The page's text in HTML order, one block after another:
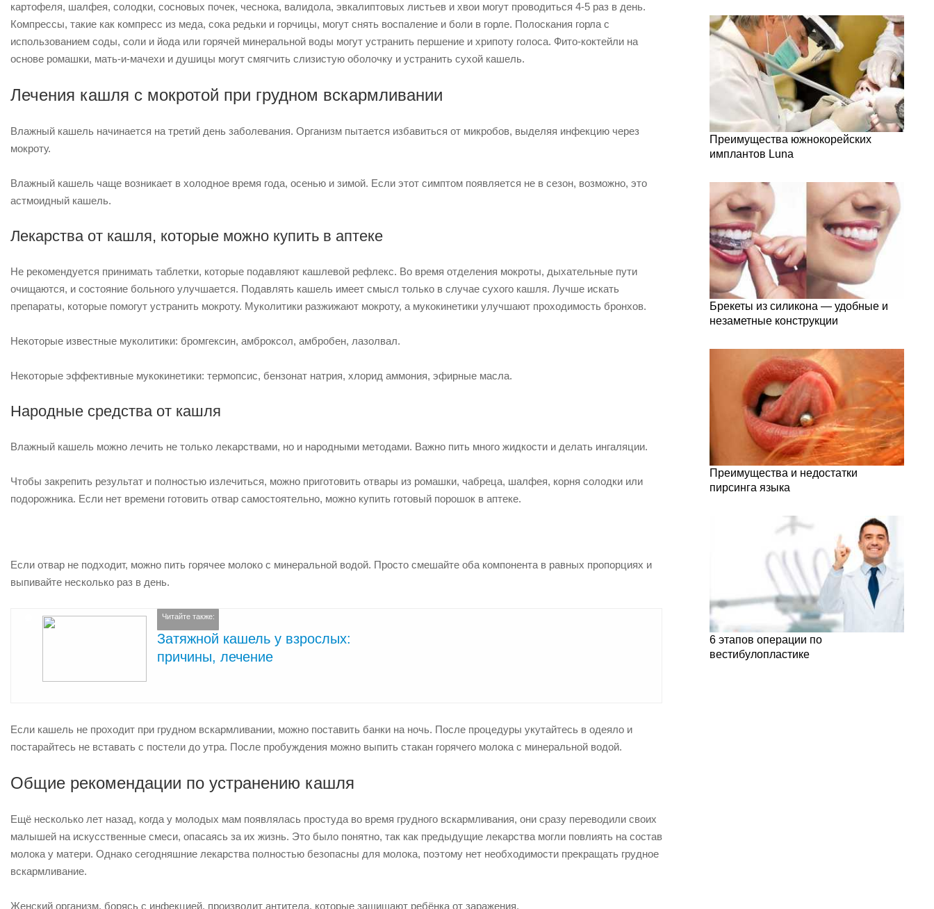
картофеля, шалфея, солодки, сосновых почек, чеснока, валидола, эвкалиптовых листьев и хвои могут проводиться 4-5 раз в день.
Компрессы, такие как компресс из меда, сока редьки и горчицы, могут снять воспаление и боли в горле. Полоскания горла с
использованием соды, соли и йода или горячей минеральной воды могут устранить першение и хрипоту голоса. Фито-коктейли на
основе ромашки, мать-и-мачехи и душицы могут смягчить слизистую оболочку и устранить сухой кашель.
Лечения кашля с мокротой при грудном вскармливании
Влажный кашель начинается на третий день заболевания. Организм пытается избавиться от микробов, выделяя инфекцию через
мокроту.
Влажный кашель чаще возникает в холодное время года, осенью и зимой. Если этот симптом появляется не в сезон, возможно, это
астмоидный кашель.
Лекарства от кашля, которые можно купить в аптеке
Не рекомендуется принимать таблетки, которые подавляют кашлевой рефлекс. Во время отделения мокроты, дыхательные пути
очищаются, и состояние больного улучшается. Подавлять кашель имеет смысл только в случае сухого кашля. Лучше искать
препараты, которые помогут устранить мокроту. Муколитики разжижают мокроту, а мукокинетики улучшают проходимость бронхов.
Некоторые известные муколитики: бромгексин, амброксол, амбробен, лазолвал.
Некоторые эффективные мукокинетики: термопсис, бензонат натрия, хлорид аммония, эфирные масла.
Народные средства от кашля
Влажный кашель можно лечить не только лекарствами, но и народными методами. Важно пить много жидкости и делать ингаляции.
Чтобы закрепить результат и полностью излечиться, можно приготовить отвары из ромашки, чабреца, шалфея, корня солодки или
подорожника. Если нет времени готовить отвар самостоятельно, можно купить готовый порошок в аптеке.
Если отвар не подходит, можно пить горячее молоко с минеральной водой. Просто смешайте оба компонента в равных пропорциях и
выпивайте несколько раз в день.
Читайте также:
Затяжной кашель у взрослых:
причины, лечение
Если кашель не проходит при грудном вскармливании, можно поставить банки на ночь. После процедуры укутайтесь в одеяло и
постарайтесь не вставать с постели до утра. После пробуждения можно выпить стакан горячего молока с минеральной водой.
Общие рекомендации по устранению кашля
Ещё несколько лет назад, когда у молодых мам появлялась простуда во время грудного вскармливания, они сразу переводили своих
малышей на искусственные смеси, опасаясь за их жизнь. Это было понятно, так как предыдущие лекарства могли повлиять на состав
молока у матери. Однако сегодняшние лекарства полностью безопасны для молока, поэтому нет необходимости прекращать грудное
вскармливание.
Женский организм, борясь с инфекцией, производит антитела, которые защищают ребёнка от заражения.
Преимущества южнокорейских
имплантов Luna
Брекеты из силикона — удобные и
незаметные конструкции
Преимущества и недостатки
пирсинга языка
6 этапов операции по
вестибулопластике